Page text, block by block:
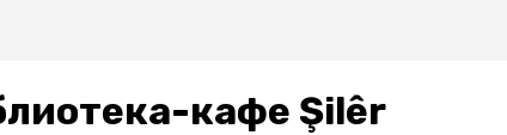
кафе Şilêr